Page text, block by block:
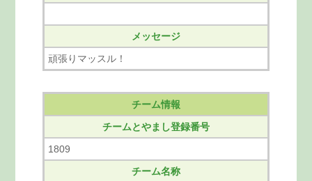
メッセージ
頑張りマッスル！
チーム情報
チームとやまし登録番号
1809
チーム名称